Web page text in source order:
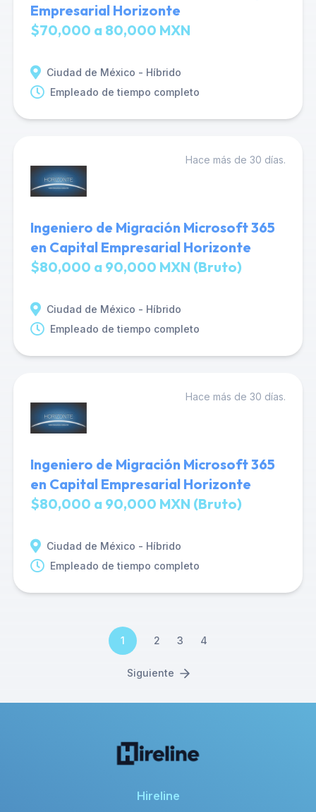
Empresarial Horizonte
$70,000 a 80,000 MXN
Ciudad de México - Híbrido
Empleado de tiempo completo
Hace más de 30 días.
Ingeniero de Migración Microsoft 365
en Capital Empresarial Horizonte
$80,000 a 90,000 MXN (Bruto)
Ciudad de México - Híbrido
Empleado de tiempo completo
Hace más de 30 días.
Ingeniero de Migración Microsoft 365
en Capital Empresarial Horizonte
$80,000 a 90,000 MXN (Bruto)
Ciudad de México - Híbrido
Empleado de tiempo completo
1 2 3 4
Siguiente
Hireline